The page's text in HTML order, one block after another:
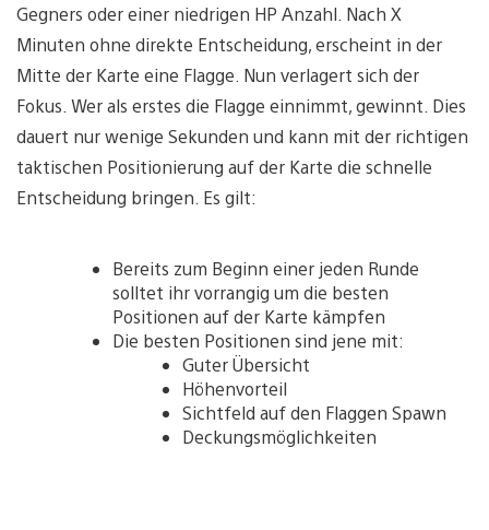
Gegners oder einer niedrigen HP Anzahl. Nach X
Minuten ohne direkte Entscheidung, erscheint in der
Mitte der Karte eine Flagge. Nun verlagert sich der
Fokus. Wer als erstes die Flagge einnimmt, gewinnt. Dies
dauert nur wenige Sekunden und kann mit der richtigen
taktischen Positionierung auf der Karte die schnelle
Entscheidung bringen. Es gilt:
Bereits zum Beginn einer jeden Runde
solltet ihr vorrangig um die besten
Positionen auf der Karte kämpfen
Die besten Positionen sind jene mit:
Guter Übersicht
Höhenvorteil
Sichtfeld auf den Flaggen Spawn
Deckungsmöglichkeiten